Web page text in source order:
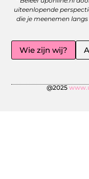
uiteenlopende
die je meenemen
Wie zijn wij?
@2025